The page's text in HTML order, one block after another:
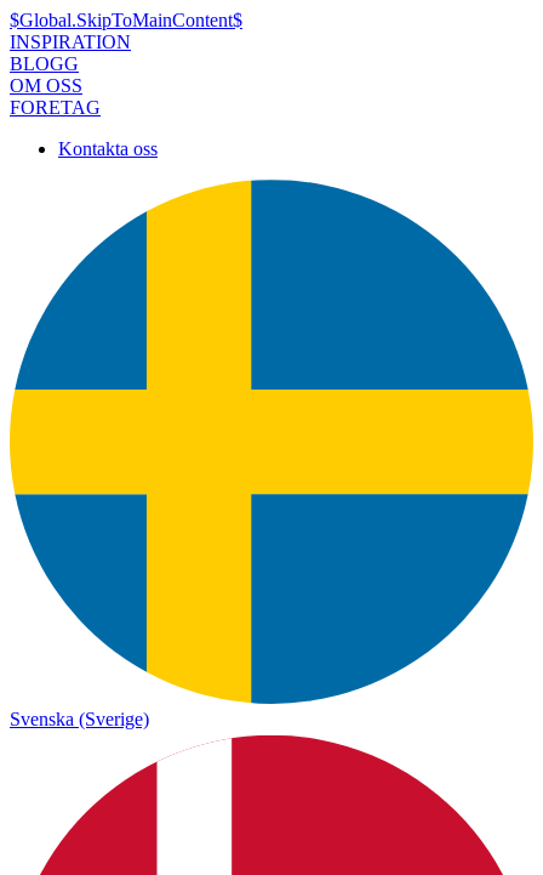
$Global.SkipToMainContent$
INSPIRATION
BLOGG
OM OSS
FORETAG
Kontakta oss
Svenska (Sverige)